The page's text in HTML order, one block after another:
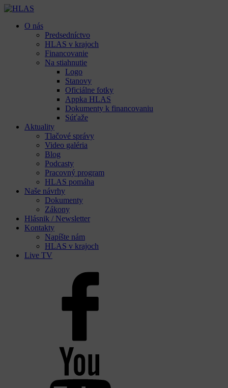
O nás
Predsedníctvo
HLAS v krajoch
Financovanie
Na stiahnutie
Logo
Stanovy
Oficiálne fotky
Appka HLAS
Dokumenty k financovaniu
Súťaže
Aktuality
Tlačové správy
Video galéria
Blog
Podcasty
Pracovný program
HLAS pomáha
Naše návrhy
Dokumenty
Zákony
Hlásnik / Newsletter
Kontakty
Napíšte nám
HLAS v krajoch
Live TV